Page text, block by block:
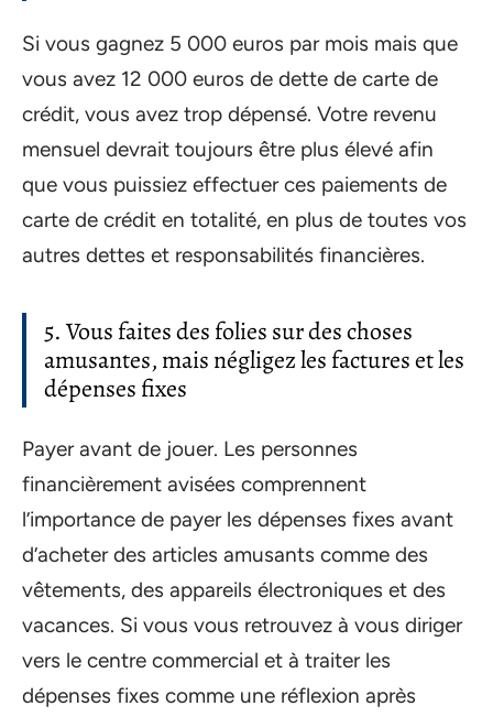
Si vous gagnez 5 000 euros par mois mais que
vous avez 12 000 euros de dette de carte de
crédit, vous avez trop dépensé. Votre revenu
mensuel devrait toujours être plus élevé afin
que vous puissiez effectuer ces paiements de
carte de crédit en totalité, en plus de toutes vos
autres dettes et responsabilités financières.
5. Vous faites des folies sur des choses
amusantes, mais négligez les factures et les
dépenses fixes
Payer avant de jouer. Les personnes
financièrement avisées comprennent
l’importance de payer les dépenses fixes avant
d’acheter des articles amusants comme des
vêtements, des appareils électroniques et des
vacances. Si vous vous retrouvez à vous diriger
vers le centre commercial et à traiter les
dépenses fixes comme une réflexion après